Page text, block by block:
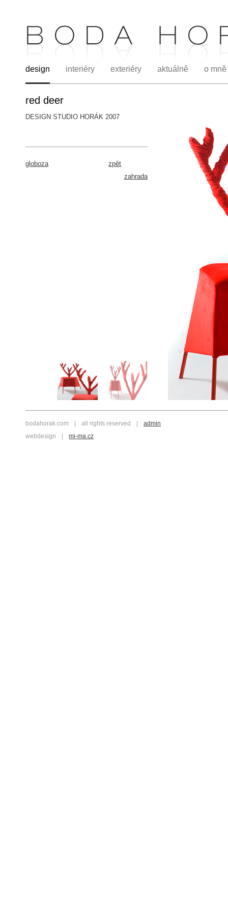
design interiéry exteriéry aktuálně o mně
red deer
DESIGN STUDIO HORÁK 2007
globoza
zpět
zahrada
bodahorak.com all rights reserved
admin
webdesign
mi-ma.cz